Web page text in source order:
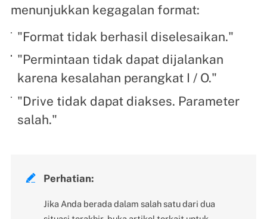
menunjukkan kegagalan format:
"Format tidak berhasil diselesaikan."
"Permintaan tidak dapat dijalankan
karena kesalahan perangkat I / O."
"Drive tidak dapat diakses. Parameter
salah."
 Perhatian:
Jika Anda berada dalam salah satu dari dua